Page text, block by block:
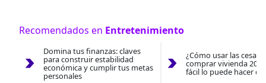
Recomendados en Entretenimiento
Domina tus finanzas: claves
para construir estabilidad
económica y cumplir tus metas
personales
¿Cómo usar las
comprar vivienda
fácil lo puede hacer